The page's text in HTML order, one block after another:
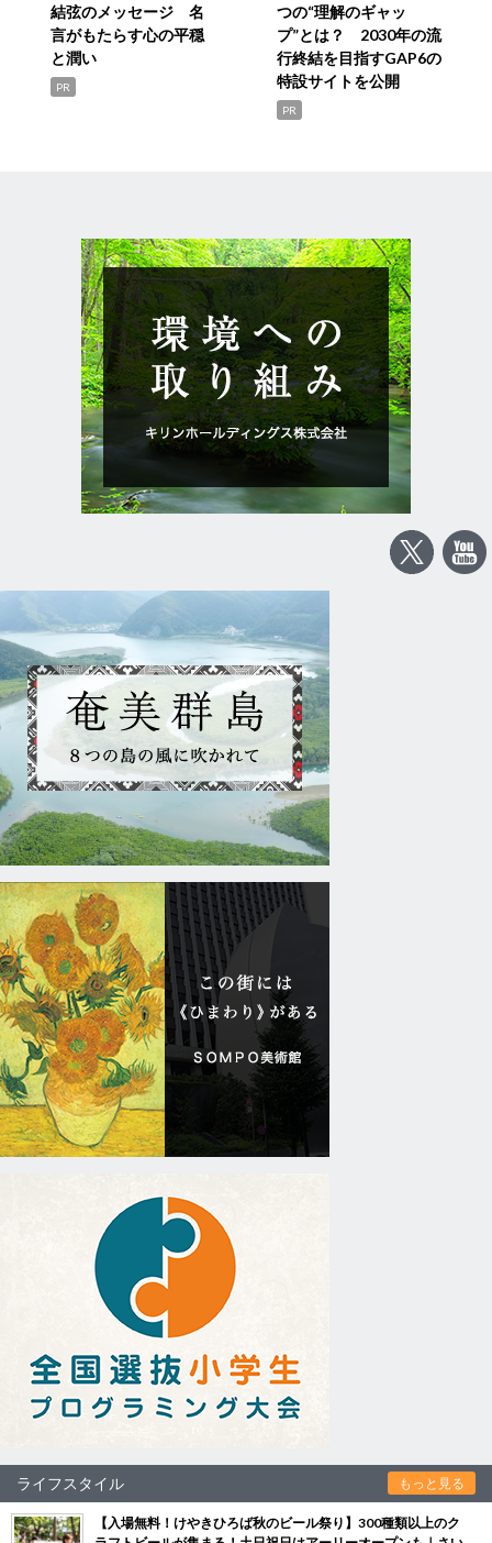
結弦のメッセージ 名
言がもたらす心の平穏
と潤い
PR
つの“理解のギャッ
プ”とは？ 2030年の流
行終結を目指すGAP6の
特設サイトを公開
PR
ライフスタイル もっと見る
【入場無料！けやきひろば秋のビール祭り】300種類以上のク